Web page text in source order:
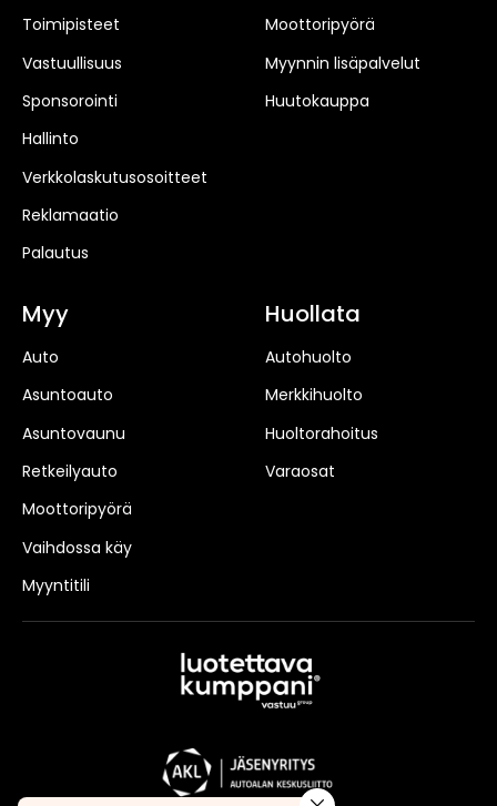
Toimipisteet
Vastuullisuus
Sponsorointi
Hallinto
Verkkolaskutusosoitteet
Reklamaatio
Palautus
Moottoripyörä
Myynnin lisäpalvelut
Huutokauppa
Myy
Auto
Asuntoauto
Asuntovaunu
Retkeilyauto
Moottoripyörä
Vaihdossa käy
Myyntitili
Huollata
Autohuolto
Merkkihuolto
Huoltorahoitus
Varaosat